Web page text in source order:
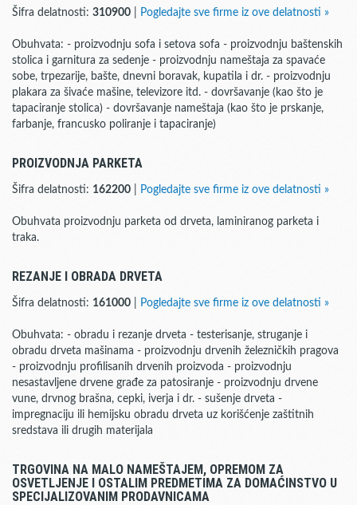
Šifra delatnosti: 310900 Pogledajte sve firme iz ove delatnosti »
Obuhvata: - proizvodnju sofa i setova sofa - proizvodnju baštenskih
stolica i garnitura za sedenje - proizvodnju nameštaja za spavaće
sobe, trpezarije, bašte, dnevni boravak, kupatila i dr. - proizvodnju
plakara za šivaće mašine, televizore itd. - dovršavanje (kao što je
tapaciranje stolica) - dovršavanje nameštaja (kao što je prskanje,
farbanje, francusko poliranje i tapaciranje)
PROIZVODNJA PARKETA
Šifra delatnosti: 162200 Pogledajte sve firme iz ove delatnosti »
Obuhvata proizvodnju parketa od drveta, laminiranog parketa i
traka.
REZANJE I OBRADA DRVETA
Šifra delatnosti: 161000 Pogledajte sve firme iz ove delatnosti »
Obuhvata: - obradu i rezanje drveta - testerisanje, struganje i
obradu drveta mašinama - proizvodnju drvenih železničkih pragova
- proizvodnju profilisanih drvenih proizvoda - proizvodnju
nesastavljene drvene građe za patosiranje - proizvodnju drvene
vune, drvnog brašna, cepki, iverja i dr. - sušenje drveta -
impregnaciju ili hemijsku obradu drveta uz korišćenje zaštitnih
sredstava ili drugih materijala
TRGOVINA NA MALO NAMEŠTAJEM, OPREMOM ZA
OSVETLJENJE I OSTALIM PREDMETIMA ZA DOMAĆINSTVO U
SPECIJALIZOVANIM PRODAVNICAMA